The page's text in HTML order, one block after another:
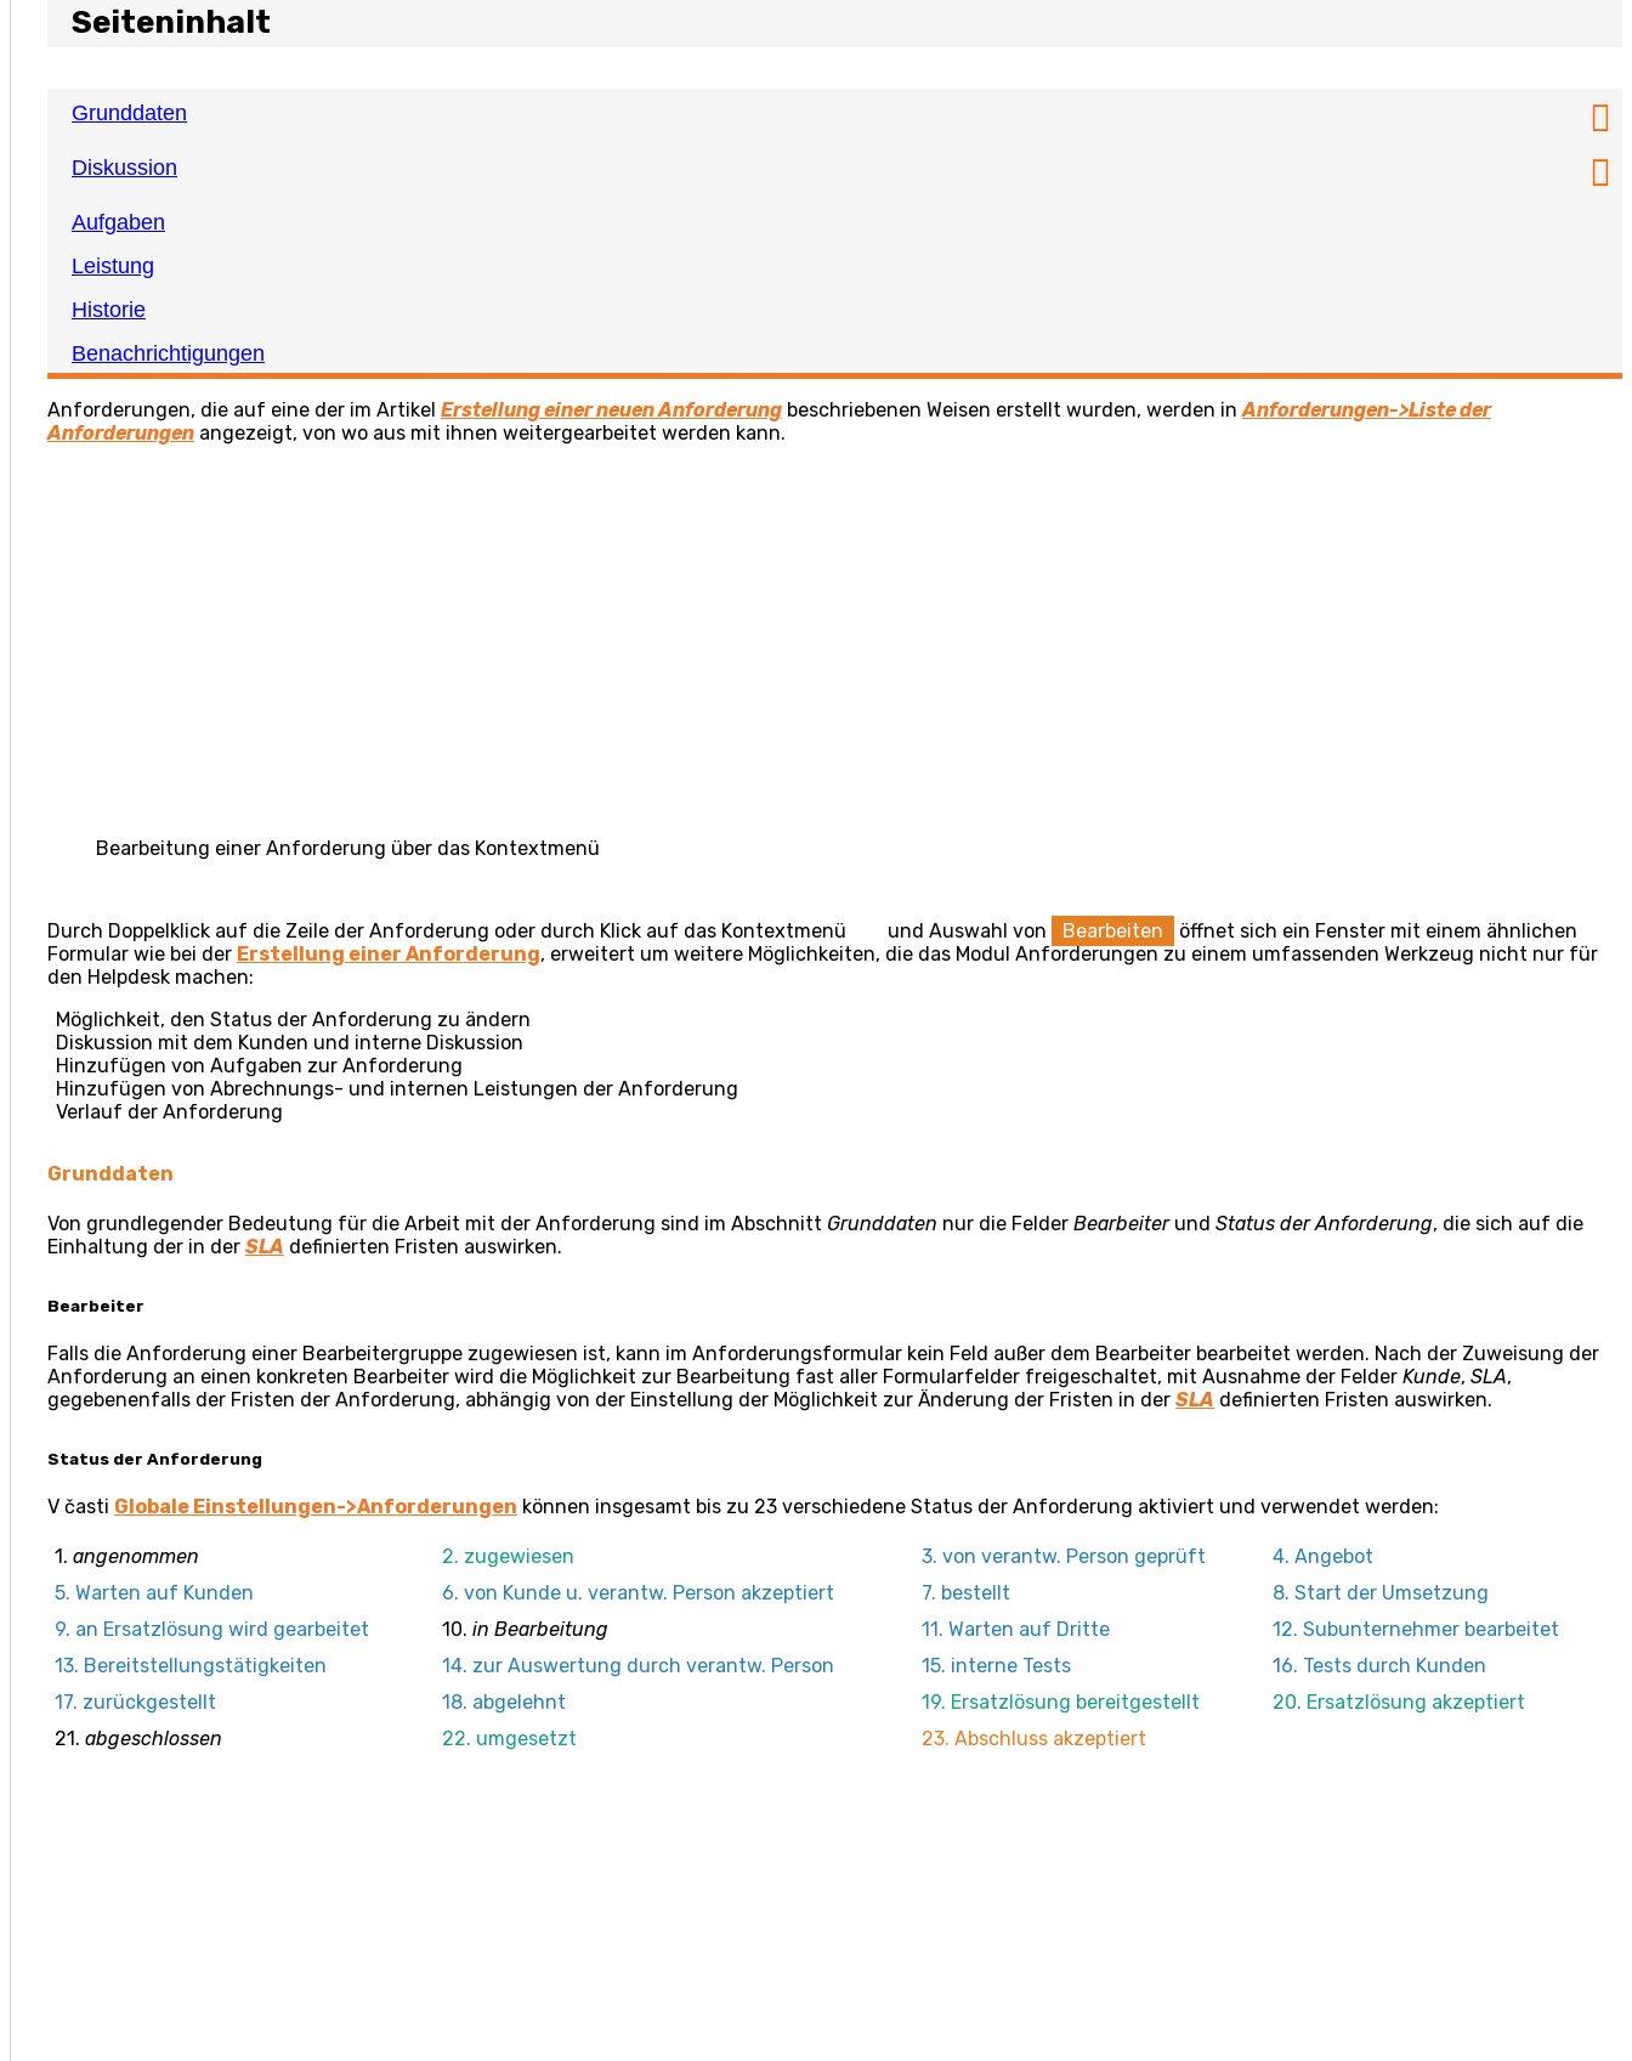
Seiteninhalt
Grunddaten
Diskussion
Aufgaben
Leistung
Historie
Benachrichtigungen
Anforderungen, die auf eine der im Artikel Erstellung einer neuen Anforderung beschriebenen Weisen erstellt wurden, werden inAnforderungen->Liste der
Anforderungen angezeigt, von wo aus mit ihnen weitergearbeitet werden kann.
Bearbeitung einer Anforderung über das Kontextmenü
Durch Doppelklick auf die Zeile der Anforderung oder durch Klick auf das Kontextmenü und Auswahl von Bearbeiten
öffnet sich ein Fenster mit einem ähnlichen
Formular wie bei der Erstellung einer Anforderung, erweitert um weitere Möglichkeiten, die das Modul Anforderungen zu einem umfassenden Werkzeug nicht nur für
den Helpdesk machen:
Möglichkeit, den Status der Anforderung zu ändern
Diskussion mit dem Kunden und interne Diskussion
Hinzufügen von Aufgaben zur Anforderung
Hinzufügen von Abrechnungs- und internen Leistungen der Anforderung
Verlauf der Anforderung
Grunddaten
Von grundlegender Bedeutung für die Arbeit mit der Anforderung sind im Abschnitt Grunddaten nur die Felder Bearbeiterund Status der Anforderung, die sich auf die
Einhaltung der in der SLA definierten Fristen auswirken.
Bearbeiter
Falls die Anforderung einer Bearbeitergruppe zugewiesen ist, kann im Anforderungsformular kein Feld außer dem Bearbeiter bearbeitet werden. Nach der Zuweisung der
Anforderung an einen konkreten Bearbeiter wird die Möglichkeit zur Bearbeitung fast aller Formularfelder freigeschaltet, mit Ausnahme der Felder Kunde, SLA,
gegebenenfalls der Fristen der Anforderung, abhängig von der Einstellung der Möglichkeit zur Änderung der Fristen in der SLA definierten Fristen auswirken.
Status der Anforderung
V časti Globale Einstellungen->Anforderungen können insgesamt bis zu 23 verschiedene Status der Anforderung aktiviert und verwendet werden:
1. angenommen 2. zugewiesen 3. von verantw. Person geprüft
4. Angebot
5. Warten auf Kunden
6. von Kunde u. verantw. Person akzeptiert 7. bestellt
8. Start der Umsetzung
9. an Ersatzlösung wird gearbeitet
10. in Bearbeitung 11. Warten auf Dritte
12. Subunternehmer bearbeitet
13. Bereitstellungstätigkeiten
14. zur Auswertung durch verantw. Person 15. interne Tests
16. Tests durch Kunden
17. zurückgestellt
18. abgelehnt 19. Ersatzlösung bereitgestellt
20. Ersatzlösung akzeptiert
21. abgeschlossen 22. umgesetzt 23. Abschluss akzeptiert